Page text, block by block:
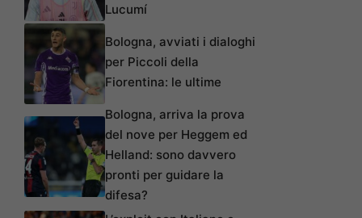
Lucumí
Bologna, avviati i dialoghi
per Piccoli della
Fiorentina: le ultime
Bologna, arriva la prova
del nove per Heggem ed
Helland: sono davvero
pronti per guidare la
difesa?